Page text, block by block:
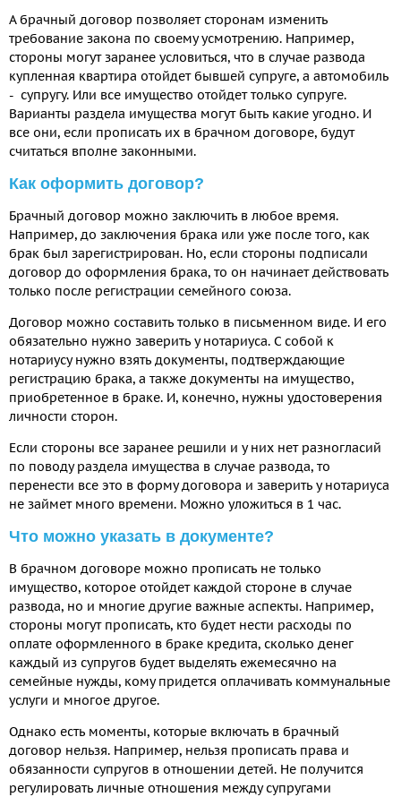
А брачный договор позволяет сторонам изменить
требование закона по своему усмотрению. Например,
стороны могут заранее условиться, что в случае развода
купленная квартира отойдет бывшей супруге, а автомобиль
- супругу. Или все имущество отойдет только супруге.
Варианты раздела имущества могут быть какие угодно. И
все они, если прописать их в брачном договоре, будут
считаться вполне законными.
Как оформить договор?
Брачный договор можно заключить в любое время.
Например, до заключения брака или уже после того, как
брак был зарегистрирован. Но, если стороны подписали
договор до оформления брака, то он начинает действовать
только после регистрации семейного союза.
Договор можно составить только в письменном виде. И его
обязательно нужно заверить у нотариуса. С собой к
нотариусу нужно взять документы, подтверждающие
регистрацию брака, а также документы на имущество,
приобретенное в браке. И, конечно, нужны удостоверения
личности сторон.
Если стороны все заранее решили и у них нет разногласий
по поводу раздела имущества в случае развода, то
перенести все это в форму договора и заверить у нотариуса
не займет много времени. Можно уложиться в 1 час.
Что можно указать в документе?
В брачном договоре можно прописать не только
имущество, которое отойдет каждой стороне в случае
развода, но и многие другие важные аспекты. Например,
стороны могут прописать, кто будет нести расходы по
оплате оформленного в браке кредита, сколько денег
каждый из супругов будет выделять ежемесячно на
семейные нужды, кому придется оплачивать коммунальные
услуги и многое другое.
Однако есть моменты, которые включать в брачный
договор нельзя. Например, нельзя прописать права и
обязанности супругов в отношении детей. Не получится
регулировать личные отношения между супругами